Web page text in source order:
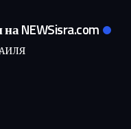
NEWSisra.com